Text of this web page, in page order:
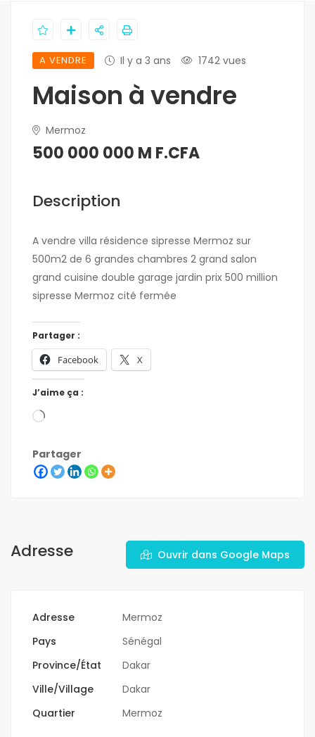
A VENDRE Il y a 3 ans 1742 vues
Maison à vendre
Mermoz
500 000 000 M F.CFA
Description
A vendre villa résidence sipresse Mermoz sur
500m2 de 6 grandes chambres 2 grand salon
grand cuisine double garage jardin prix 500 million
sipresse Mermoz cité fermée
Partager :
Facebook X
J’aime ça :
Partager
Adresse Ouvrir dans Google Maps
Adresse
Mermoz
Pays
Sénégal
Province/État
Dakar
Ville/Village
Dakar
Quartier
Mermoz